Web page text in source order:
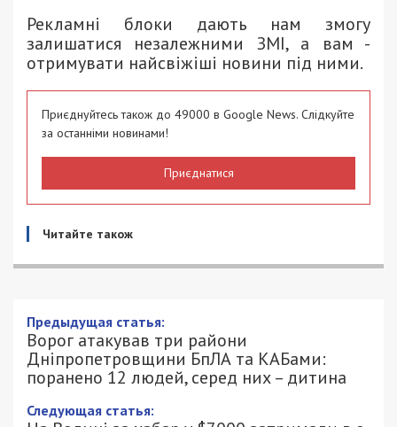
Рекламні блоки дають нам змогу
залишатися незалежними ЗМІ, а вам -
отримувати найсвіжіші новини під ними.
Приєднуйтесь також до 49000 в Google News. Слідкуйте
за останніми новинами!
Приєднатися
Читайте також
Ворог атакував три райони
Дніпропетровщини БпЛА та КАБами:
поранено 12 людей, серед них –
дитина